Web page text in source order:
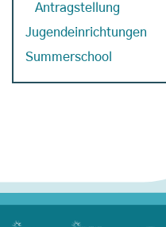
Antragstellung
Jugendeinrichtungen
Summerschool